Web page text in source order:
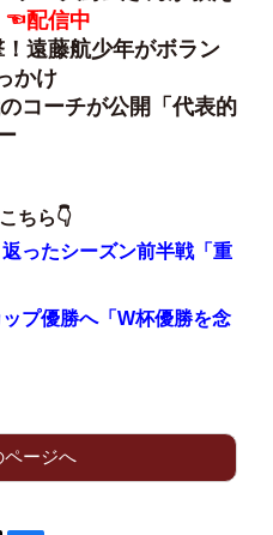
☜配信中
遠藤航少年がボラン
かけ
コーチが公開「代表的
ちら👇
ったシーズン前半戦「重
プ優勝へ「W杯優勝を念
ページへ